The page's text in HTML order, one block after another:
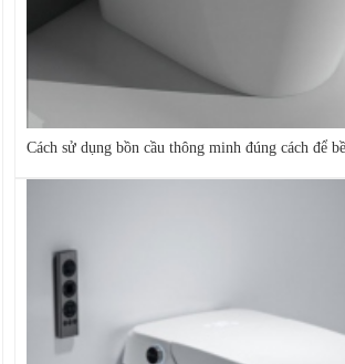
Cách sử dụng bồn cầu thông minh đúng cách để